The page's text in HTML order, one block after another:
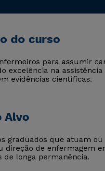
do curso
para assumir
excelência na
evidências científicas.
Alvo
graduados que atuam
direção de enfermagem
de longa permanência.